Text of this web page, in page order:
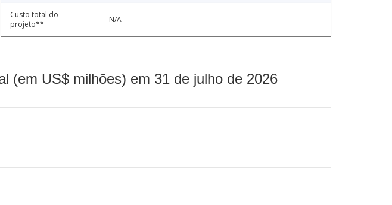
Custo total do
projeto**
N/A
(em US$ milhões) em 31 de julho de 2026